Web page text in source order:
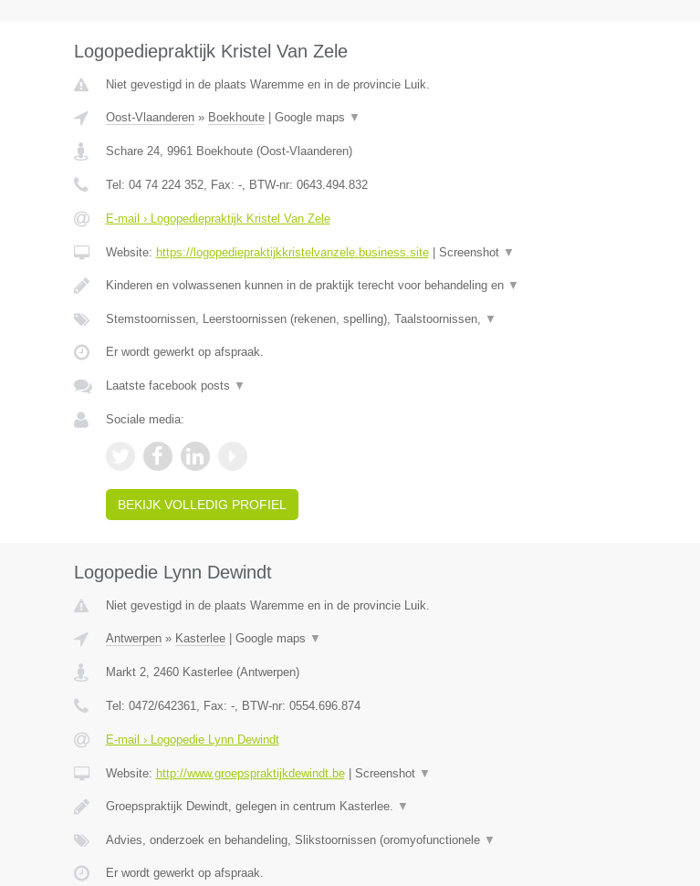
Logopediepraktijk Kristel Van Zele
Niet gevestigd in de plaats Waremme en in de provincie Luik.
Oost-Vlaanderen» Boekhoute| Google maps ▼
Schare 24, 9961 Boekhoute(Oost-Vlaanderen)
Tel: 04 74 224 352, Fax: -, BTW-nr: 0643.494.832
E-mail › Logopediepraktijk Kristel Van Zele
Website: https://logopediepraktijkkristelvanzele.business.site| Screenshot ▼
Kinderen en volwassenen kunnen in de praktijk terecht voor behandeling en ▼
Stemstoornissen, Leerstoornissen (rekenen, spelling), Taalstoornissen, ▼
Er wordt gewerkt op afspraak.
Laatste facebook posts ▼
Sociale media:
BEKIJK VOLLEDIG PROFIEL
Logopedie Lynn Dewindt
Niet gevestigd in de plaats Waremme en in de provincie Luik.
Antwerpen» Kasterlee| Google maps ▼
Markt 2, 2460 Kasterlee(Antwerpen)
Tel: 0472/642361, Fax: -, BTW-nr: 0554.696.874
E-mail › Logopedie Lynn Dewindt
Website: http://www.groepspraktijkdewindt.be| Screenshot ▼
Groepspraktijk Dewindt, gelegen in centrum Kasterlee. ▼
Advies, onderzoek en behandeling, Slikstoornissen (oromyofunctionele ▼
Er wordt gewerkt op afspraak.